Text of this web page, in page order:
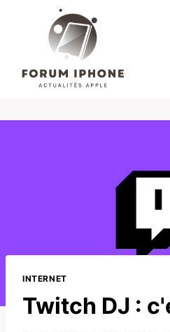
INTERNET
Twitch DJ :